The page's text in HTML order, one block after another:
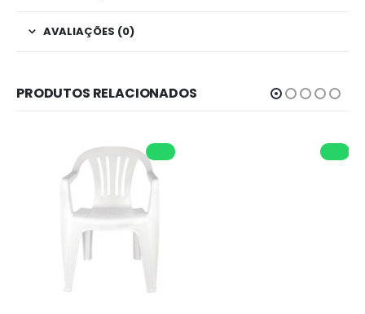
AVALIAÇÕES (0)
PRODUTOS RELACIONADOS